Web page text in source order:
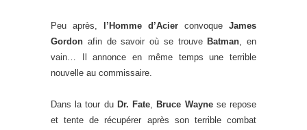
Peu après, l’Homme d’Acier convoque James
Gordon afin de savoir où se trouve Batman, en
vain… Il annonce en même temps une terrible
nouvelle au commissaire.
Dans la tour du Dr. Fate, Bruce Waynese repose
et tente de récupérer après son terrible combat